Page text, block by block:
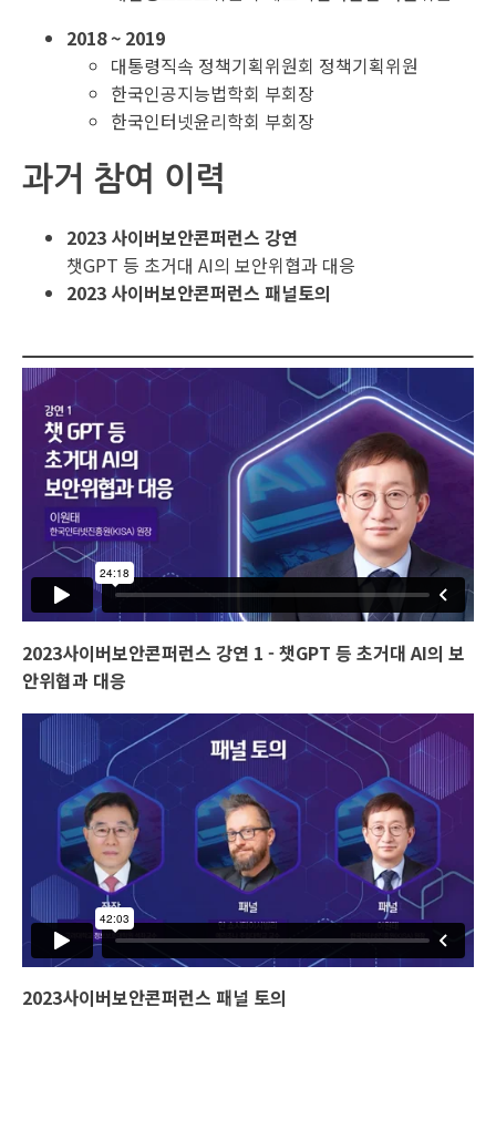
2018 ~ 2019
대통령직속 정책기획위원회 정책기획위원
한국인공지능법학회 부회장
한국인터넷윤리학회 부회장
과거 참여 이력
2023 사이버보안콘퍼런스 강연
챗GPT 등 초거대 AI의 보안위협과 대응
2023 사이버보안콘퍼런스 패널토의
2023사이버보안콘퍼런스 강연 1 - 챗GPT 등 초거대 AI의 보
안위협과 대응
2023사이버보안콘퍼런스 패널 토의